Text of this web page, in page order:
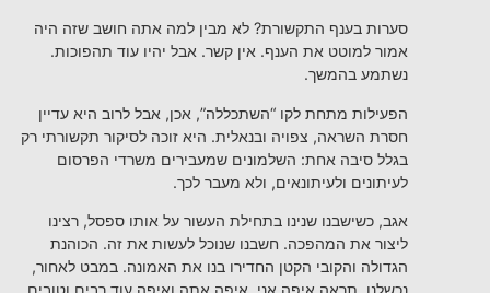
סערות בענף התקשורת? לא מבין למה אתה חושב שזה היה
אמור למוטט את הענף. אין קשר. אבל יהיו עוד תהפוכות.
נשתמע בהמשך.
הפעילות מתחת לקו “השתכללה”, אכן, אבל לרוב היא עדיין
חסרת השראה, צפויה ובנאלית. היא זוכה לסיקור תקשורתי רק
בגלל סיבה אחת: השלמונים שמעבירים משרדי הפרסום
לעיתונים ולעיתונאים, ולא מעבר לכך.
אגב, כשישבנו שנינו בתחילת העשור על אותו ספסל, רצינו
ליצור את המהפכה. חשבנו שנוכל לעשות את זה. הכוהנת
הגדולה והקובי הקטן החדירו בנו את האמונה. במבט לאחור,